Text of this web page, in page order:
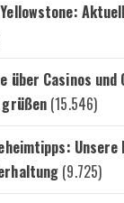
über Casinos und
(15.546)
(9.725)